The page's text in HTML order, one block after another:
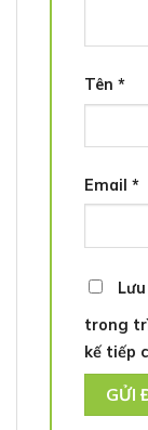
Tên *
Email *
trong
kế tiếp